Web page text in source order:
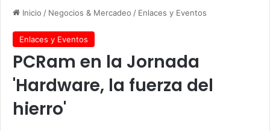
Inicio / Negocios & Mercadeo / Enlaces y Eventos
Enlaces y Eventos
PCRam en la Jornada
'Hardware, la fuerza del
hierro'